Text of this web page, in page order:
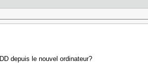
depuis le nouvel ordinateur?